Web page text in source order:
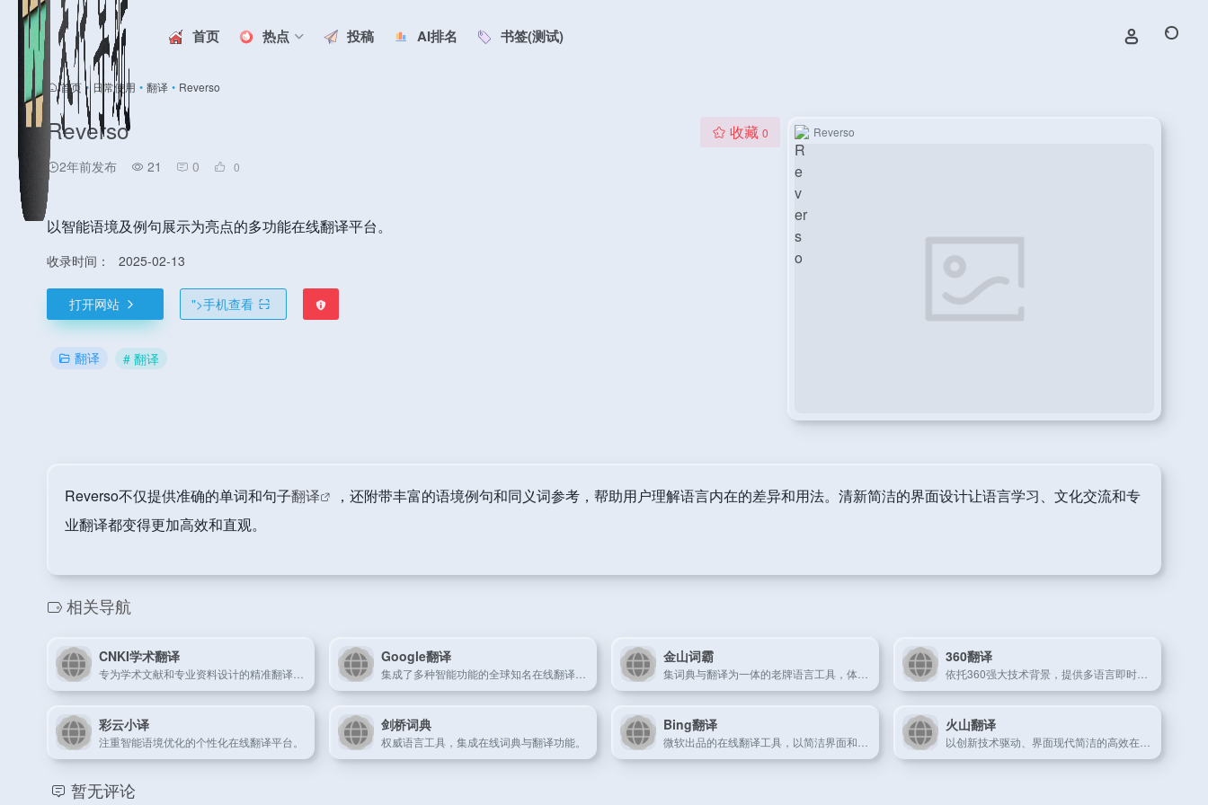
首页 热点 投稿 AI排名 书签(测试)
首页 • 日常使用 • 翻译 • Reverso
Reverso
2年前发布 21 0 0
收藏 0
以智能语境及例句展示为亮点的多功能在线翻译平台。
收录时间： 2025-02-13
打开网站 ">手机查看
翻译 # 翻译
Reverso
Reverso不仅提供准确的单词和句子翻译
，还附带丰富的语境例句和同义词参考，帮助用户理解语言内在的差异和用法。清新简洁的界面设计让语言学习、文化交流和专
业翻译都变得更加高效和直观。
相关导航
CNKI学术翻译 Google翻译 金山词霸 360翻译
彩云小译
注重智能语境优化的个性化在线翻译平台。
剑桥词典
权威语言工具，集成在线词典与翻译功能。
Bing翻译 火山翻译
暂无评论